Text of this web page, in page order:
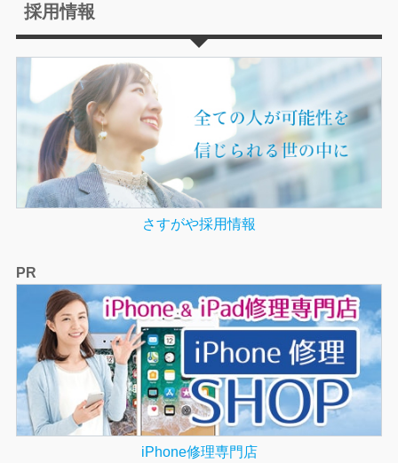
採用情報
さすがや採用情報
PR
iPhone修理専門店